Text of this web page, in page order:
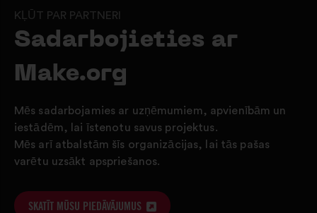
KĻŪT PAR PARTNERI
Sadarbojieties ar
Make.org
Mēs sadarbojamies ar uzņēmumiem, apvienībām un
iestādēm, lai īstenotu savus projektus.
Mēs arī atbalstām šīs organizācijas, lai tās pašas
varētu uzsākt apspriešanos.
SKATĪT MŪSU PIEDĀVĀJUMUS